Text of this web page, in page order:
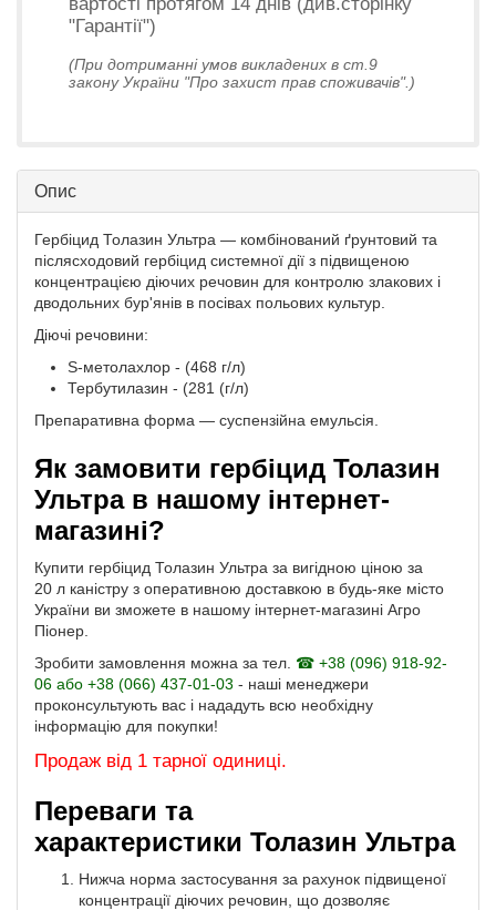
"Гарантії")
(При дотриманні умов викладених в ст.9
закону України "Про захист прав споживачів".)
Опис
Гербіцид Толазин Ультра — комбінований ґрунтовий та
післясходовий гербіцид системної дії з підвищеною
концентрацією діючих речовин для контролю злакових і
дводольних бур'янів в посівах польових культур.
Діючі речовини:
S-метолахлор - (468 г/л)
Тербутилазин - (281 (г/л)
Препаративна форма — суспензійна емульсія.
Як замовити гербіцид Толазин
Ультра в нашому інтернет-
магазині?
Купити гербіцид Толазин Ультра за вигідною ціною за
20 л каністру з оперативною доставкою в будь-яке місто
України ви зможете в нашому інтернет-магазині Агро
Піонер.
Зробити замовлення можна за тел. ☎ +38 (096) 918-92-
06 або +38 (066) 437-01-03 - наші менеджери
проконсультують вас і нададуть всю необхідну
інформацію для покупки!
Продаж від 1 тарної одиниці.
Переваги та
характеристики Толазин Ультра
Нижча норма застосування за рахунок підвищеної
концентрації діючих речовин, що дозволяє